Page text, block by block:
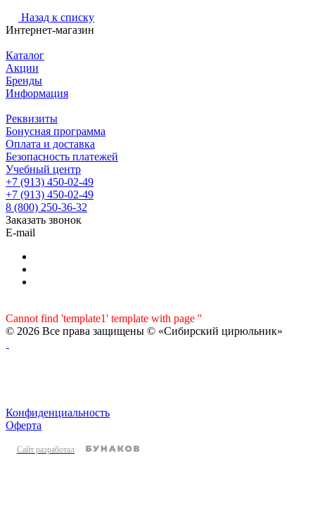
Назад к списку
Интернет-магазин
Каталог
Акции
Бренды
Информация
Реквизиты
Бонусная программа
Оплата и доставка
Безопасность платежей
Учебный центр
+7 (913) 450-02-49
+7 (913) 450-02-49
8 (800) 250-36-32
Заказать звонок
E-mail
Cannot find 'template1' template with page ''
© 2026 Все права защищены © «Сибирский цирюльник»
Конфиденциальность
Оферта
Сайт разработал